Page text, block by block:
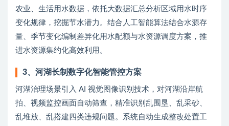
农业、生活用水数据，依托大数据汇总分析区域用水时序
变化规律，挖掘节水潜力。结合人工智能算法结合水源存
量、季节变化编制差异化用水配额与水资源调度方案，推
进水资源集约化高效利用。
3、河湖长制数字化智能管控方案
河湖治理场景引入 AI 视觉图像识别技术，对河湖沿岸航
拍、视频监控画面自动筛查，精准识别乱围垦、乱采砂、
乱堆放、乱搭建四类违规问题。系统自动生成整改处置工